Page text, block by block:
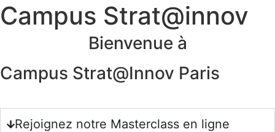
Campus Strat@innov
Bienvenue à
Campus Strat@Innov​ Paris
Rejoignez notre Masterclass en ligne